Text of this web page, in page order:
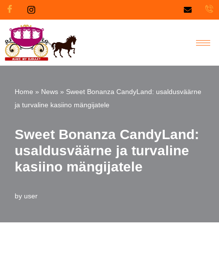
Skip
to
content
Home » News » Sweet Bonanza CandyLand: usaldusväärne
ja turvaline kasiino mängijatele
Sweet Bonanza CandyLand:
usaldusväärne ja turvaline
kasiino mängijatele
by user